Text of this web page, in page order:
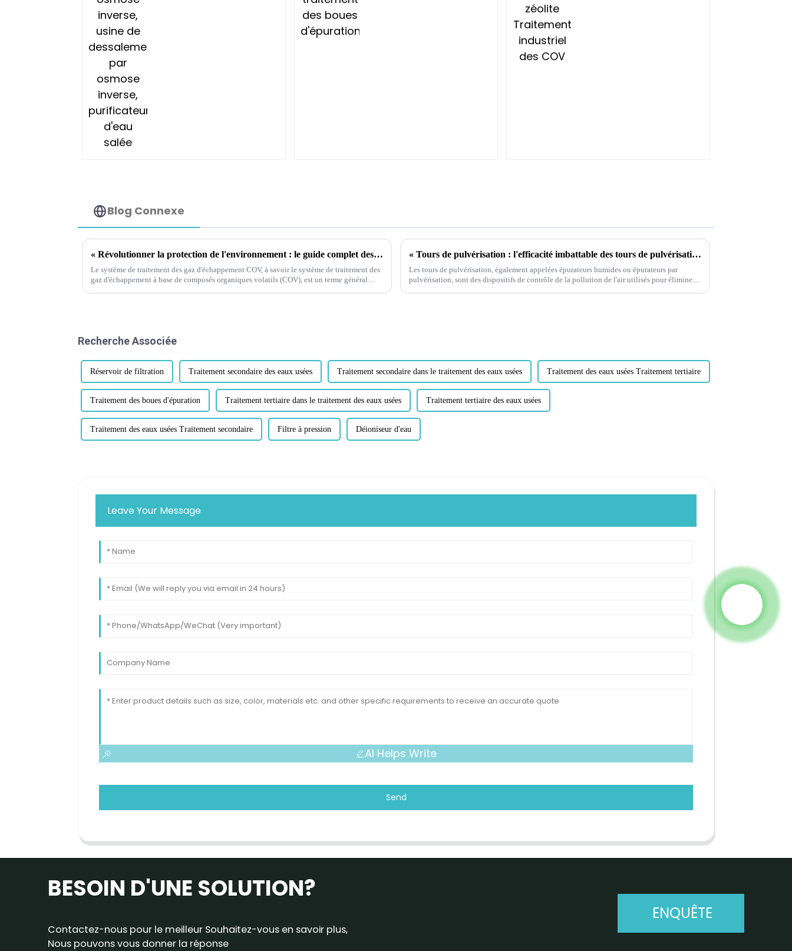
Blog Connexe
« Révolutionner la protection de l'environnement : le guide complet des systèmes de traitement des gaz d'échappement des COV et leur avenir prometteur »
Le système de traitement des gaz d'échappement COV, à savoir le système de traitement des
gaz d'échappement à base de composés organiques volatils (COV), est un terme général
« Tours de pulvérisation : l'efficacité imbattable des tours de pulvérisation dans la réduction de la pollution atmosphérique »
Les tours de pulvérisation, également appelées épurateurs humides ou épurateurs par
pulvérisation, sont des dispositifs de contrôle de la pollution de l'air utilisés pour éliminer
Recherche Associée
Réservoir de filtration Traitement secondaire des eaux usées Traitement secondaire dans le traitement des eaux usées Traitement des eaux usées Traitement tertiaire
Traitement des boues d'épuration Traitement tertiaire dans le traitement des eaux usées Traitement tertiaire des eaux usées
Traitement des eaux usées Traitement secondaire Filtre à pression Déioniseur d'eau
Leave Your Message
AI Helps Write
Send
BESOIN D'UNE SOLUTION?
Contactez-nous pour le meilleur Souhaitez-vous en savoir plus,
Nous pouvons vous donner la réponse
ENQUÊTE